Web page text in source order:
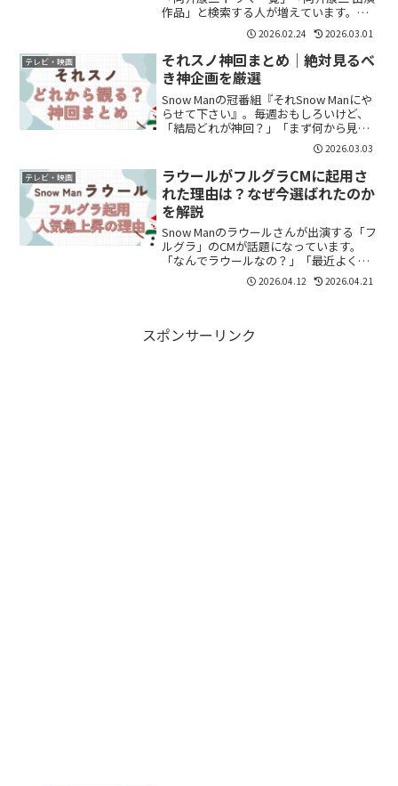
作品」と検索する人が増えています。で
も最近はドラマで見かける機会も増え
て、「刑事役やってるよね？」「主演も
あるの？」と気になっている人も多いは
ず。気づけば、出演作は...
2026.02.24 2026.03.01
テレビ・映画
それスノ神回まとめ｜絶対見るべ
き神企画を厳選
Snow Manの冠番組『それSnow Manにや
らせて下さい』。毎週おもしろいけど、
「結局どれが神回？」「まず何から見れ
ばいい？」すでに70本を超える配信があ
り、何から観るか迷いますよね。ファン
評価が高い神回を厳選してまとめます。
① それ...
2026.03.03
テレビ・映画
ラウールがフルグラCMに起用さ
れた理由は？なぜ今選ばれたのか
を解説
Snow Manのラウールさんが出演する「フ
ルグラ」のCMが話題になっています。
「なんでラウールなの？」「最近よく見
るけど人気上がってる？」と気になった
方も多いのではないでしょうか。結論か
2026.04.12 2026.04.21
スポンサーリンク